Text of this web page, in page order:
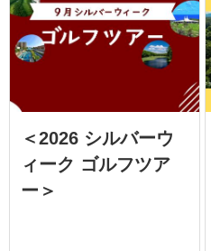
＜2026 シルバーウ
ィーク ゴルフツア
ー＞